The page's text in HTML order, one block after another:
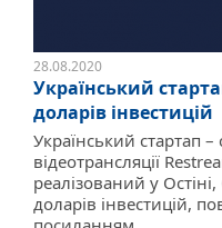
28.08.2020
Український
доларів інвестицій
Український стартап –
відеотрансляції
реалізований у
доларів інвестицій,